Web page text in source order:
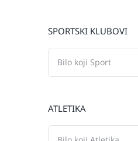
SPORTSKI KLUBOVI
ATLETIKA